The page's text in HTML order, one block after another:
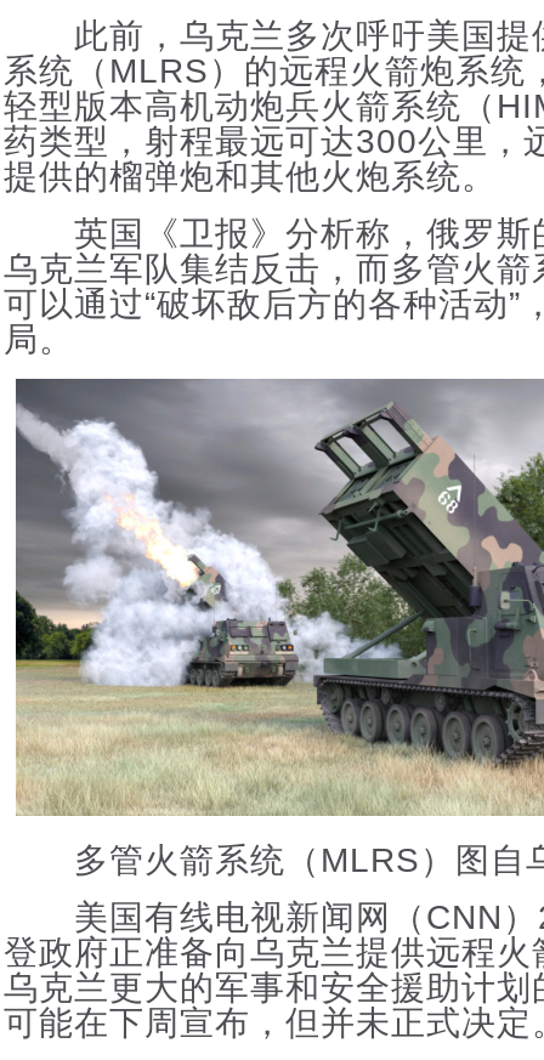
此前，乌克兰多次呼吁美国提
系统（MLRS）的远程火箭炮系统
轻型版本高机动炮兵火箭系统（
药类型，射程最远可达300公里，
提供的榴弹炮和其他火炮系统。
英国《卫报》分析称，俄罗斯
乌克兰军队集结反击，而多管火
可以通过“破坏敌后方的各种活动”
局。
多管火箭系统（MLRS）图自
美国有线电视新闻网（CNN）
登政府正准备向乌克兰提供远程
乌克兰更大的军事和安全援助计
可能在下周宣布，但并未正式决定